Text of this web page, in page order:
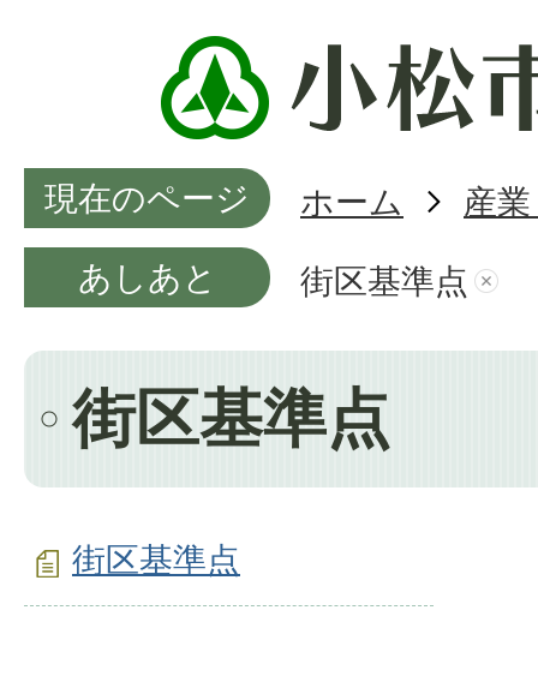
現在のページ ホーム
産
あしあと
街区基準点
街区基準点
街区基準点